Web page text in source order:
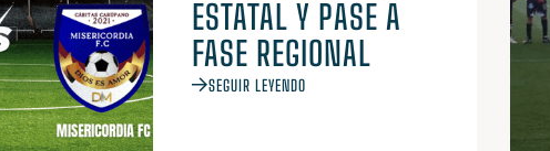
ESTATAL Y PASE A
FASE REGIONAL
SEGUIR LEYENDO